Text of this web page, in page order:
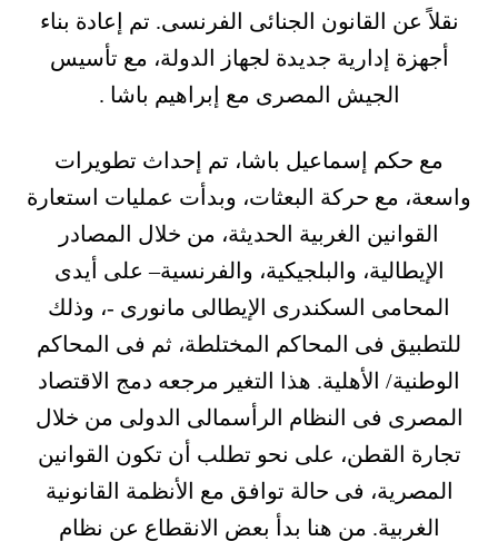
نقلاً عن القانون الجنائى الفرنسى. تم إعادة بناء
أجهزة إدارية جديدة لجهاز الدولة، مع تأسيس
الجيش المصرى مع إبراهيم باشا .
مع حكم إسماعيل باشا، تم إحداث تطويرات
واسعة، مع حركة البعثات، وبدأت عمليات استعارة
القوانين الغربية الحديثة، من خلال المصادر
الإيطالية، والبلجيكية، والفرنسية– على أيدى
المحامى السكندرى الإيطالى مانورى -، وذلك
للتطبيق فى المحاكم المختلطة، ثم فى المحاكم
الوطنية/ الأهلية. هذا التغير مرجعه دمج الاقتصاد
المصرى فى النظام الرأسمالى الدولى من خلال
تجارة القطن، على نحو تطلب أن تكون القوانين
المصرية، فى حالة توافق مع الأنظمة القانونية
الغربية. من هنا بدأ بعض الانقطاع عن نظام